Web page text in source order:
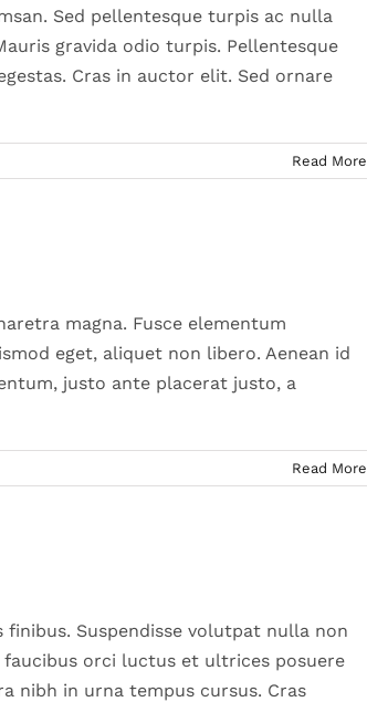
Sed pellentesque turpis ac nulla
gravida odio turpis. Pellentesque
Cras in auctor elit. Sed ornare
Read More
magna. Fusce elementum
eget, aliquet non libero. Aenean id
justo ante placerat justo, a
Read More
Suspendisse volutpat nulla non
orci luctus et ultrices posuere
nibh in urna tempus cursus. Cras